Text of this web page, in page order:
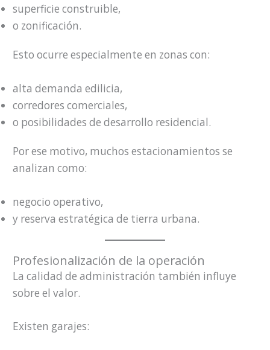
superficie construible,
o zonificación.
Esto ocurre especialmente en zonas con:
alta demanda edilicia,
corredores comerciales,
o posibilidades de desarrollo residencial.
Por ese motivo, muchos estacionamientos se
analizan como:
negocio operativo,
y reserva estratégica de tierra urbana.
Profesionalización de la operación
La calidad de administración también influye
sobre el valor.
Existen garajes: